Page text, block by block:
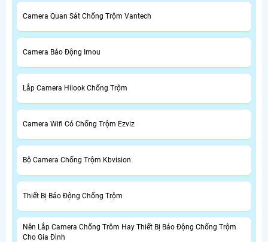
Camera Quan Sát Chống Trộm Vantech
Camera Báo Động Imou
Lắp Camera Hilook Chống Trộm
Camera Wifi Có Chống Trộm Ezviz
Bộ Camera Chống Trộm Kbvision
Thiết Bị Báo Động Chống Trộm
Nên Lắp Camera Chống Trôm Hay Thiết Bị Báo Động Chống Trộm
Cho Gia Đình